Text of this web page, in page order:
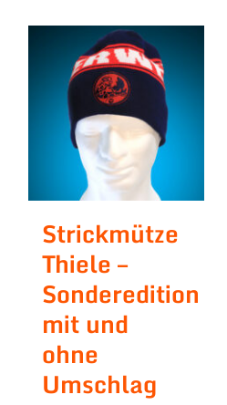
Strickmütze
Thiele –
Sonderedition
mit und
ohne
Umschlag